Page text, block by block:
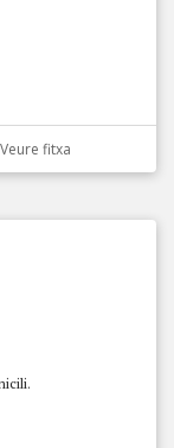
Veure fitxa